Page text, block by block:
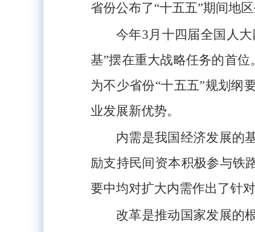
省份公布了“十五五”期间地
今年3月十四届全国人
基”摆在重大战略任务的首
为不少省份“十五五”规划纲
业发展新优势。
内需是我国经济发展的
励支持民间资本积极参与铁
要中均对扩大内需作出了针
改革是推动国家发展的